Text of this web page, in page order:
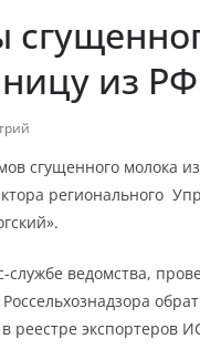
из
сгущенного молока
регионального
службе ведомства,
реестре экспортеров